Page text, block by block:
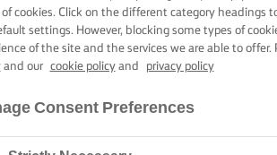
cookies. Click on the different category headings
settings. However, blocking some types of
of the site and the services we are able to offer.
and our cookie policyand privacy policy
Consent Preferences